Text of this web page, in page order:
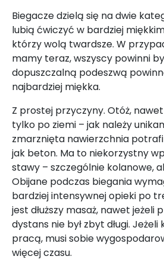
Biegacze dzielą się na dwie
lubią ćwiczyć w bardziej
którzy wolą twardsze. W
mamy teraz, wszyscy powinni
dopuszczalną podeszwą
najbardziej miękka.
Z prostej przyczyny. Otóż,
tylko po ziemi – jak należy
zmarznięta nawierzchnia
jak beton. Ma to niekorzystny
stawy – szczególnie kolanowe,
Obijane podczas biegania
bardziej intensywnej opieki po
jest dłuższy masaż, nawet jeżeli
dystans nie był zbyt długi.
pracą, musi sobie
więcej czasu.